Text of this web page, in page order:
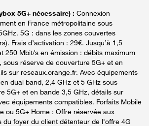
5G+ nécessaire) : Connexion
en France métropolitaine sous
5G : dans les zones couvertes
Frais d’activation : 29€. Jusqu’à 1,5
250 Mbit/s en émission : débits maximum
sous réserve de couverture 5G+ et en
sur reseaux.orange.fr. Avec équipements
dual band, 2,4 GHz et 5 GHz sous
5G+ et en bande 3,5 GHz, détails sur
équipements compatibles. Forfaits Mobile
ou 5G+ Home : Offre réservée aux
du foyer du client détenteur de l'offre 4G